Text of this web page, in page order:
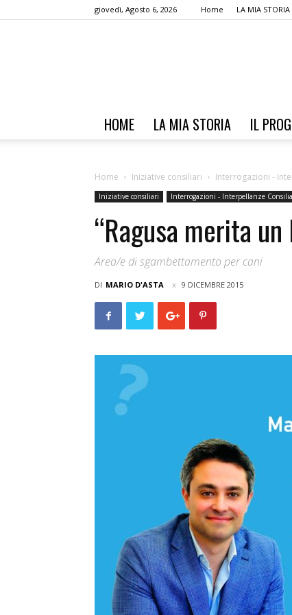
giovedì, Agosto 6, 2026 Home LA MIA STORIA
HOME LA MIA STORIA IL
Home Iniziative consiliari Interrogazioni -
Iniziative consiliari Interrogazioni - Interpellanze
“Ragusa merita
Area/e di sgambettamento per cani
DI MARIO D'ASTA 9 DICEMBRE 2015